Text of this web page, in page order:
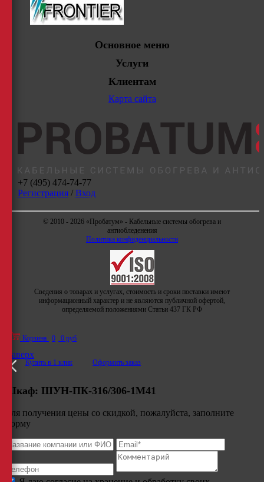
Основное меню
Услуги
Клиентам
Карта сайта
+7 (495) 474-74-77
Регистрация/ Вход
© 2010 - 2026 «Пробатум» - Кабельные системы обогрева и
антиобледенения
Политика конфиденциальности
Сведения о товарах и услугах, стоимость и сроки поставки имеют
информационный характер и не являются публичной офертой,
определяемой положениями Статьи 437 ГК РФ
Корзина 0 0 руб
Купить в 1 клик Оформить заказ
Наверх
Шкаф: ШУН-ПК-316/306-1М41
Для получения цены со скидкой, пожалуйста, заполните
форму